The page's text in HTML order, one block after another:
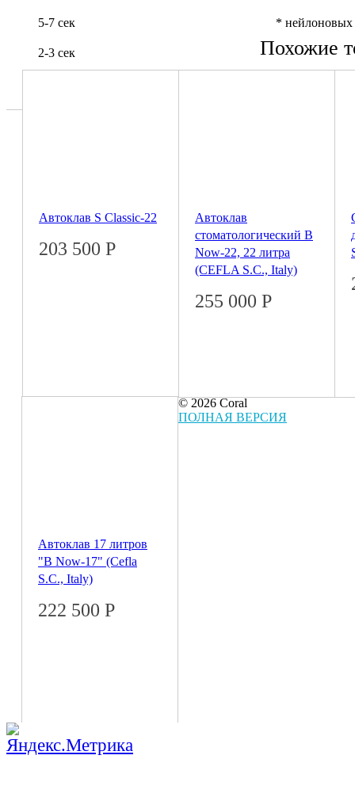
5-7 сек * нейлоновых
2-3 сек Похожие
Автоклав S Classic-22
203 500 Р
Автоклав
стоматологический B
Now-22, 22 литра
(CEFLA S.C., Italy)
255 000 Р
Автоклав 17 литров
"B Now-17" (Cefla
S.C., Italy)
222 500 Р
© 2026 Coral
ПОЛНАЯ ВЕРСИЯ